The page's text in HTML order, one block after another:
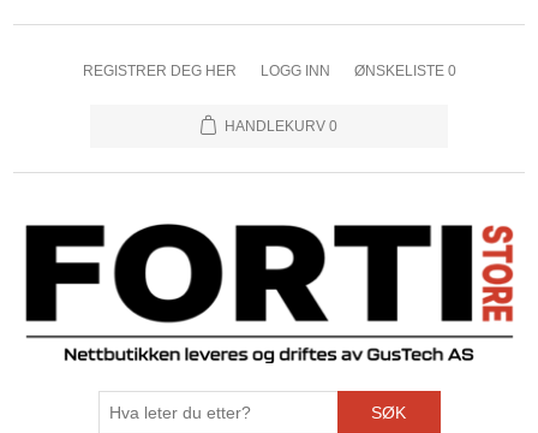
REGISTRER DEG HER LOGG INN ØNSKELISTE 0
HANDLEKURV 0
SØK